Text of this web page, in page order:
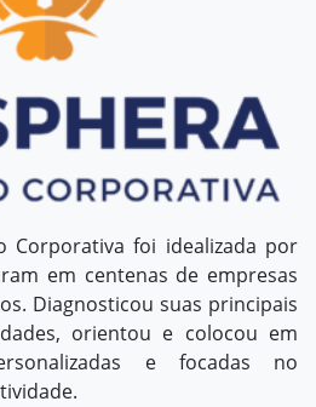
Corporativa foi idealizada por
em centenas de empresas
Diagnosticou suas principais
orientou e colocou em
e focadas no